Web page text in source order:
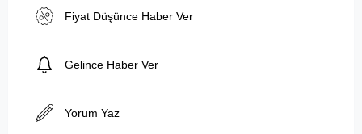
Fiyat Düşünce Haber Ver
Gelince Haber Ver
Yorum Yaz